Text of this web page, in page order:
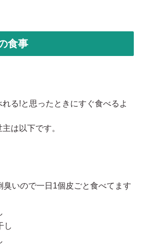
食事
る!と思ったときにすぐ食べるよ
は以下です。
臭いので一日1個皮ごと食べてます
し